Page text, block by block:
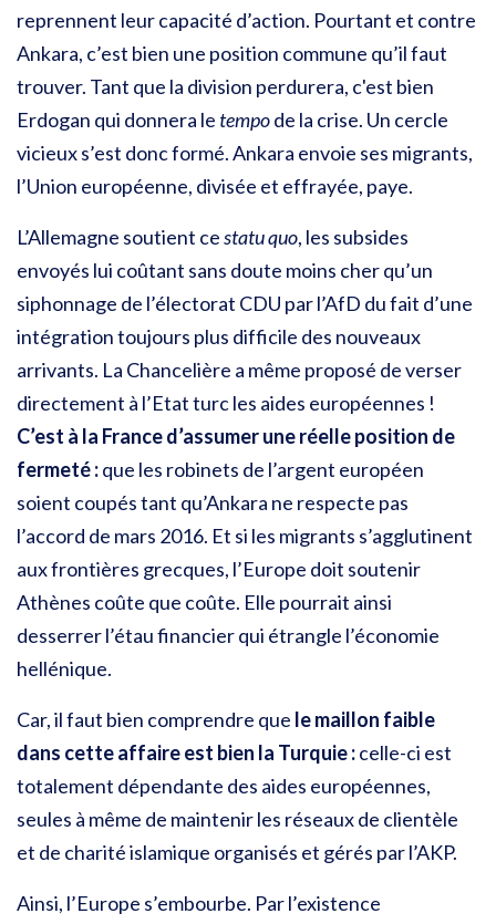
reprennent leur capacité d’action. Pourtant et contre
Ankara, c’est bien une position commune qu’il faut
trouver. Tant que la division perdurera, c'est bien
Erdogan qui donnera le tempode la crise. Un cercle
vicieux s’est donc formé. Ankara envoie ses migrants,
l’Union européenne, divisée et effrayée, paye.
L’Allemagne soutient cestatu quo, les subsides
envoyés lui coûtant sans doute moins cher qu’un
siphonnage de l’électorat CDU par l’AfD du fait d’une
intégration toujours plus difficile des nouveaux
arrivants. La Chancelière a même proposé de verser
directement à l’Etat turc les aides européennes !
C’est à la France d’assumer une réelle position de
fermeté :que les robinets de l’argent européen
soient coupés tant qu’Ankara ne respecte pas
l’accord de mars 2016. Et si les migrants s’agglutinent
aux frontières grecques, l’Europe doit soutenir
Athènes coûte que coûte. Elle pourrait ainsi
desserrer l’étau financier qui étrangle l’économie
hellénique.
Car, il faut bien comprendre que le maillon faible
dans cette affaire est bien la Turquie :celle-ci est
totalement dépendante des aides européennes,
seules à même de maintenir les réseaux de clientèle
et de charité islamique organisés et gérés par l’AKP.
Ainsi, l’Europe s’embourbe. Par l’existence